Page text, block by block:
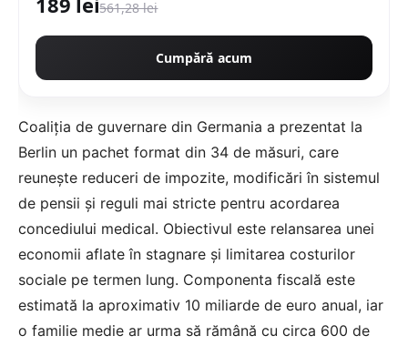
561,28 lei
Cumpără acum
Coaliția de guvernare din Germania a prezentat la
Berlin un pachet format din 34 de măsuri, care
reunește reduceri de impozite, modificări în sistemul
de pensii și reguli mai stricte pentru acordarea
concediului medical. Obiectivul este relansarea unei
economii aflate în stagnare și limitarea costurilor
sociale pe termen lung. Componenta fiscală este
estimată la aproximativ 10 miliarde de euro anual, iar
o familie medie ar urma să rămână cu circa 600 de